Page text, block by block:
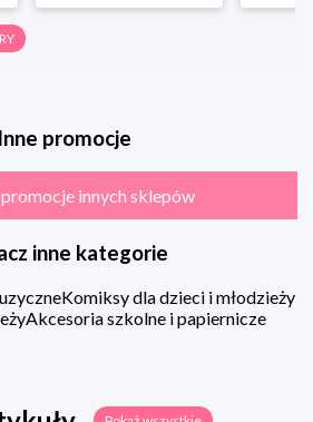
Inne promocje
innych sklepów
inne kategorie
Komiksy dla dzieci i młodzieży
Akcesoria szkolne i papiernicze